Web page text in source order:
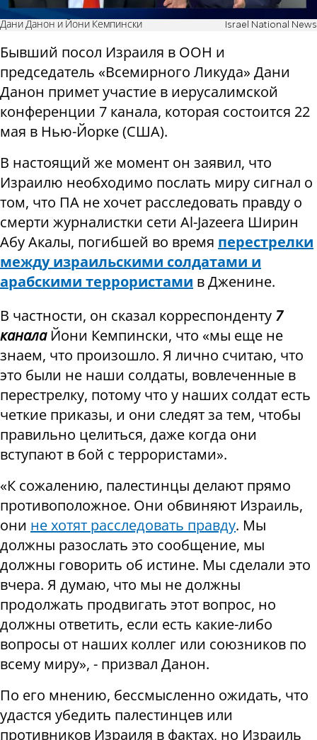
Дани Данон и Йони Кемпински Israel National News
Бывший посол Израиля в ООН и
председатель «Всемирного Ликуда» Дани
Данон примет участие в иерусалимской
конференции 7 канала, которая состоится 22
мая в Нью-Йорке (США).
В настоящий же момент он заявил, что
Израилю необходимо послать миру сигнал о
том, что ПА не хочет расследовать правду о
смерти журналистки сети Al-Jazeera Ширин
Абу Акалы, погибшей во время перестрелки
между израильскими солдатами и
арабскими террористами в Дженине.
В частности, он сказал корреспонденту 7
каналаЙони Кемпински, что «мы еще не
знаем, что произошло. Я лично считаю, что
это были не наши солдаты, вовлеченные в
перестрелку, потому что у наших солдат есть
четкие приказы, и они следят за тем, чтобы
правильно целиться, даже когда они
вступают в бой с террористами».
«К сожалению, палестинцы делают прямо
противоположное. Они обвиняют Израиль,
они не хотят расследовать правду. Мы
должны разослать это сообщение, мы
должны говорить об истине. Мы сделали это
вчера. Я думаю, что мы не должны
продолжать продвигать этот вопрос, но
должны ответить, если есть какие-либо
вопросы от наших коллег или союзников по
всему миру», - призвал Данон.
По его мнению, бессмысленно ожидать, что
удастся убедить палестинцев или
противников Израиля в фактах, но Израиль